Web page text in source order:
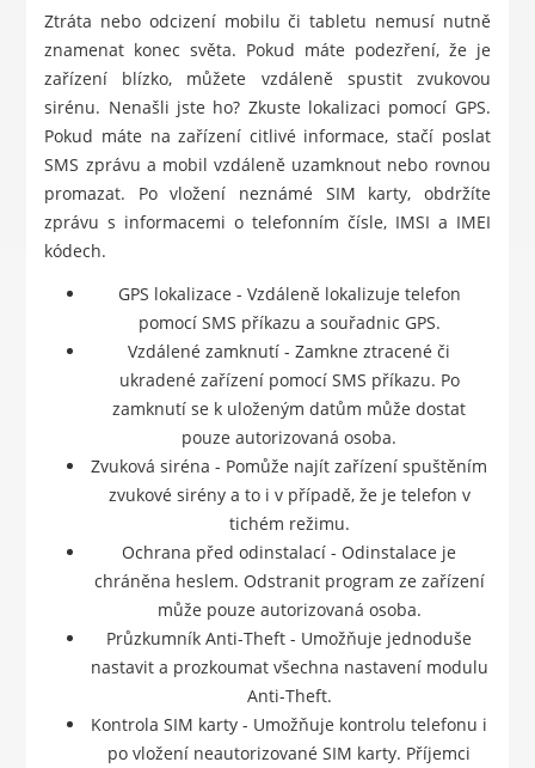
Ztráta nebo odcizení mobilu či tabletu nemusí nutně
znamenat konec světa. Pokud máte podezření, že je
zařízení blízko, můžete vzdáleně spustit zvukovou
sirénu. Nenašli jste ho? Zkuste lokalizaci pomocí GPS.
Pokud máte na zařízení citlivé informace, stačí poslat
SMS zprávu a mobil vzdáleně uzamknout nebo rovnou
promazat. Po vložení neznámé SIM karty, obdržíte
zprávu s informacemi o telefonním čísle, IMSI a IMEI
kódech.
GPS lokalizace - Vzdáleně lokalizuje telefon
pomocí SMS příkazu a souřadnic GPS.
Vzdálené zamknutí - Zamkne ztracené či
ukradené zařízení pomocí SMS příkazu. Po
zamknutí se k uloženým datům může dostat
pouze autorizovaná osoba.
Zvuková siréna - Pomůže najít zařízení spuštěním
zvukové sirény a to i v případě, že je telefon v
tichém režimu.
Ochrana před odinstalací - Odinstalace je
chráněna heslem. Odstranit program ze zařízení
může pouze autorizovaná osoba.
Průzkumník Anti-Theft - Umožňuje jednoduše
nastavit a prozkoumat všechna nastavení modulu
Anti-Theft.
Kontrola SIM karty - Umožňuje kontrolu telefonu i
po vložení neautorizované SIM karty. Příjemci